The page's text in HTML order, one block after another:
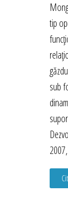
tip
sub